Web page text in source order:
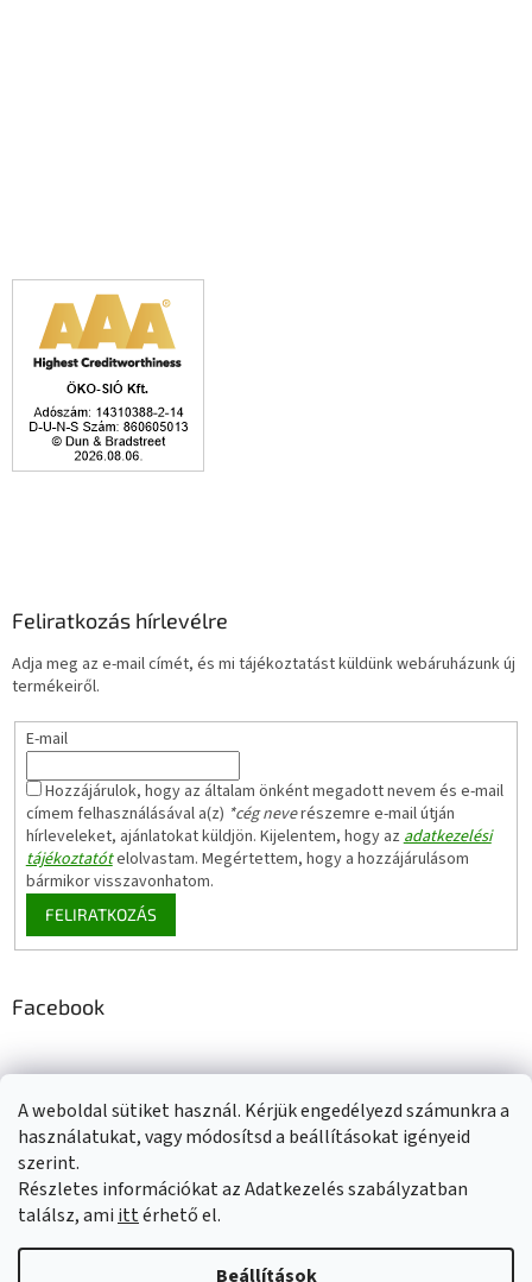
A weboldal sütiket használ. Kérjük engedélyezd számunkra a
használatukat, vagy módosítsd a beállításokat igényeid
szerint.
Részletes információkat az Adatkezelés szabályzatban
találsz, ami ittérhető el.
Beállítások
Feliratkozás hírlevélre
Adja meg az e-mail címét, és mi tájékoztatást küldünk webáruházunk új
termékeiről.
E-mail
Hozzájárulok, hogy az általam önként megadott nevem és e-mail
címem felhasználásával a(z) *cég neverészemre e-mail útján
hírleveleket, ajánlatokat küldjön. Kijelentem, hogy azadatkezelési
tájékoztatótelolvastam. Megértettem, hogy a hozzájárulásom
bármikor visszavonhatom.
FELIRATKOZÁS
Facebook
Adatkezelési tájékoztató Elérhetőségeink Impresszum
Üzleti feltételek (ÁSZF) Jótállási tájékoztató